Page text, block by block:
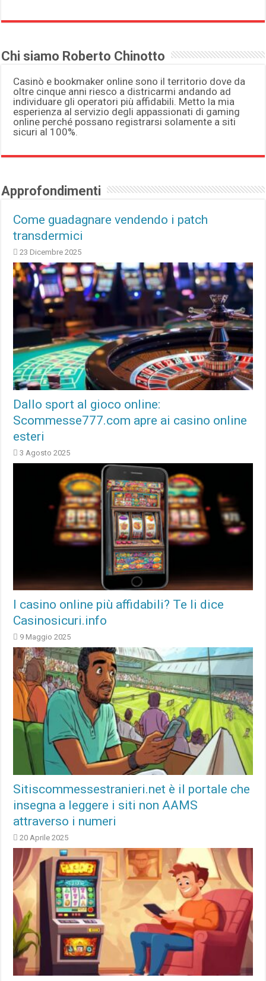
Chi siamo Roberto Chinotto
Casinò e bookmaker online sono il territorio dove da
oltre cinque anni riesco a districarmi andando ad
individuare gli operatori più affidabili. Metto la mia
esperienza al servizio degli appassionati di gaming
online perché possano registrarsi solamente a siti
sicuri al 100%.
Approfondimenti
Come guadagnare vendendo i patch
transdermici
23 Dicembre 2025
Dallo sport al gioco online:
Scommesse777.com apre ai casino online
esteri
3 Agosto 2025
I casino online più affidabili? Te li dice
Casinosicuri.info
9 Maggio 2025
Sitiscommessestranieri.net è il portale che
insegna a leggere i siti non AAMS
attraverso i numeri
20 Aprile 2025